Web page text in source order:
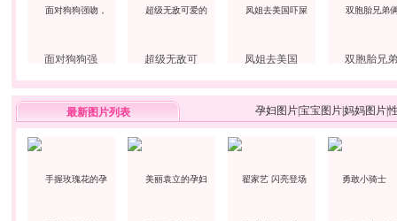
面对狗狗强 超级无敌可 凤姐去美国 双胞胎兄弟
最新图片列表 孕妇图片宝宝图片妈妈图片